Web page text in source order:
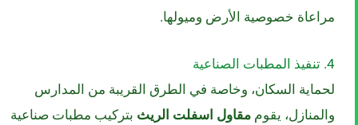
مراعاة خصوصية الأرض وميولها.
4. تنفيذ المطبات الصناعية
لحماية السكان، وخاصة في الطرق القريبة من المدارس
والمنازل، يقوم مقاول اسفلت الريث بتركيب مطبات صناعية